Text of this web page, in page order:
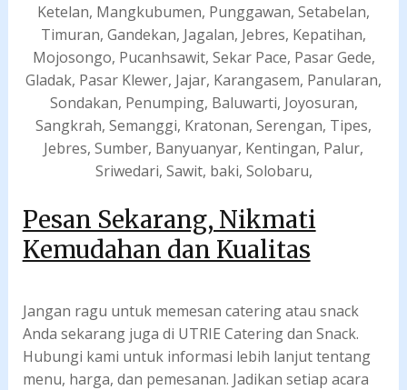
Ketelan, Mangkubumen, Punggawan, Setabelan,
Timuran, Gandekan, Jagalan, Jebres, Kepatihan,
Mojosongo, Pucanhsawit, Sekar Pace, Pasar Gede,
Gladak, Pasar Klewer, Jajar, Karangasem, Panularan,
Sondakan, Penumping, Baluwarti, Joyosuran,
Sangkrah, Semanggi, Kratonan, Serengan, Tipes,
Jebres, Sumber, Banyuanyar, Kentingan, Palur,
Sriwedari, Sawit, baki, Solobaru,
Pesan Sekarang, Nikmati
Kemudahan dan Kualitas
Jangan ragu untuk memesan catering atau snack
Anda sekarang juga di UTRIE Catering dan Snack.
Hubungi kami untuk informasi lebih lanjut tentang
menu, harga, dan pemesanan. Jadikan setiap acara